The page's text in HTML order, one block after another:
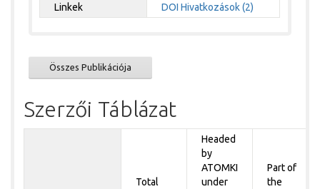
Linkek
DOI Hivatkozások (2)
Összes Publikációja
Szerzői Táblázat
Total
Headed
by
ATOMKI
under
Part of
the